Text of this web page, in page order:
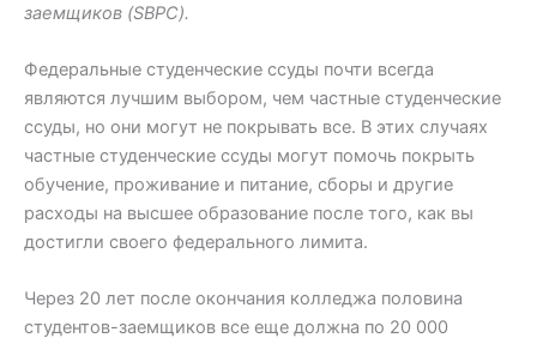
заемщиков (SBPC).
Федеральные студенческие ссуды почти всегда
являются лучшим выбором, чем частные студенческие
ссуды, но они могут не покрывать все. В этих случаях
частные студенческие ссуды могут помочь покрыть
обучение, проживание и питание, сборы и другие
расходы на высшее образование после того, как вы
достигли своего федерального лимита.
Через 20 лет после окончания колледжа половина
студентов-заемщиков все еще должна по 20 000